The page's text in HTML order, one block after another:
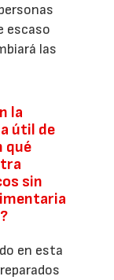
escaso
las
la
útil de
qué
sin
en esta